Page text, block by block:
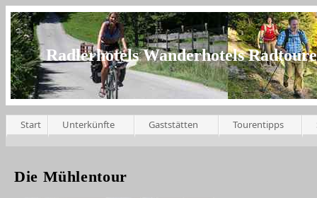
Radlerhotels Wanderhotels
Start Unterkünfte Gaststätten Tourentipps
Die Mühlentour